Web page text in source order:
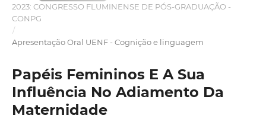
2023: CONGRESSO FLUMINENSE DE PÓS-GRADUAÇÃO -
CONPG
/
Apresentação Oral UENF - Cognição e linguagem
Papéis Femininos E A Sua
Influência No Adiamento Da
Maternidade